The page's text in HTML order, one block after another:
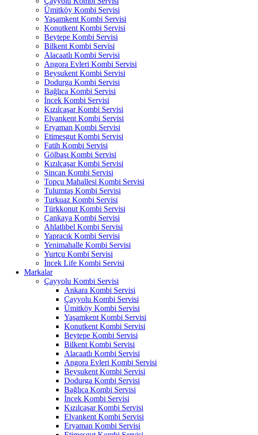
Ümitköy Kombi Servisi
Yaşamkent Kombi Servisi
Konutkent Kombi Servisi
Beytepe Kombi Servisi
Bilkent Kombi Servisi
Alacaatlı Kombi Servisi
Angora Evleri Kombi Servisi
Beysukent Kombi Servisi
Dodurga Kombi Servisi
Bağlıca Kombi Servisi
İncek Kombi Servisi
Kızılcaşar Kombi Servisi
Elvankent Kombi Servisi
Eryaman Kombi Servisi
Etimesgut Kombi Servisi
Fatih Kombi Servisi
Gölbaşı Kombi Servisi
Kızılcaşar Kombi Servisi
Sincan Kombi Servisi
Topçu Mahallesi Kombi Servisi
Tulumtaş Kombi Servisi
Turkuaz Kombi Servisi
Türkkonut Kombi Servisi
Çankaya Kombi Servisi
Ahlatlıbel Kombi Servisi
Yapracık Kombi Servisi
Yenimahalle Kombi Servisi
Yurtçu Kombi Servisi
İncek Life Kombi Servisi
Markalar
Çayyolu Kombi Servisi
Ankara Kombi Servisi
Çayyolu Kombi Servisi
Ümitköy Kombi Servisi
Yaşamkent Kombi Servisi
Konutkent Kombi Servisi
Beytepe Kombi Servisi
Bilkent Kombi Servisi
Alacaatlı Kombi Servisi
Angora Evleri Kombi Servisi
Beysukent Kombi Servisi
Dodurga Kombi Servisi
Bağlıca Kombi Servisi
İncek Kombi Servisi
Kızılcaşar Kombi Servisi
Elvankent Kombi Servisi
Eryaman Kombi Servisi